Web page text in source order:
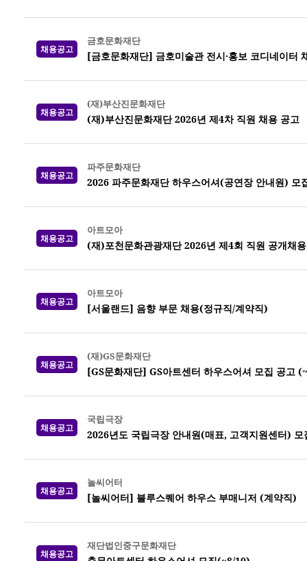
채용공고
금호문화재단
[금호문화재단] 금호미술관 전시·홍보 코디네이터
채용공고
(재)부산진문화재단
(재)부산진문화재단 2026년 제4차 직원 채용 공고
채용공고
파주문화재단
2026 파주문화재단 하우스어셔(공연장 안내원) 모
채용공고
아트모아
(재)포천문화관광재단 2026년 제4회 직원 공개채
채용공고
아트모아
[서울랜드] 음향 부문 채용(정규직/계약직)
채용공고
(재)GS문화재단
[GS문화재단] GS아트센터 하우스어셔 모집 공고
채용공고
국립극장
2026년도 국립극장 안내원(매표, 고객지원센터)
채용공고
놀씨어터
[놀씨어터] 블루스퀘어 하우스 부매니저 (계약직)
채용공고
재단법인중구문화재단